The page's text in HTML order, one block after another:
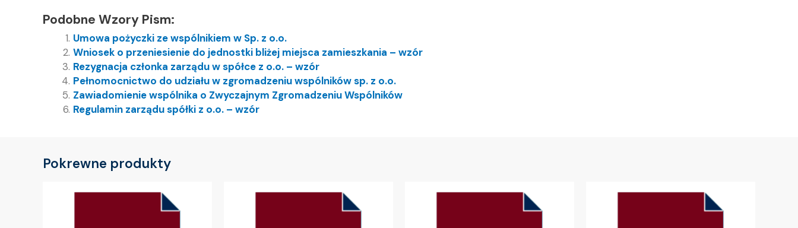
Podobne Wzory Pism:
Umowa pożyczki ze wspólnikiem w Sp. z o.o.
Wniosek o przeniesienie do jednostki bliżej miejsca zamieszkania – wzór
Rezygnacja członka zarządu w spółce z o.o. – wzór
Pełnomocnictwo do udziału w zgromadzeniu wspólników sp. z o.o.
Zawiadomienie wspólnika o Zwyczajnym Zgromadzeniu Wspólników
Regulamin zarządu spółki z o.o. – wzór
Pokrewne produkty